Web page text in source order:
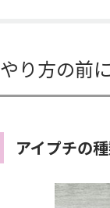
やり方の前
アイプチの